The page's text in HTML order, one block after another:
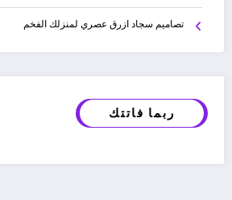
تصاميم سجاد ازرق عصري لمنزلك الفخم
ربما فاتتك